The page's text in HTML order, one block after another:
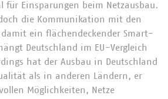
für Einsparungen beim Netzausbau.
die Kommunikation mit den
ein flächendeckender Smart-
Deutschland im EU-Vergleich
hat der Ausbau in Deutschland
als in anderen Ländern, er
Möglichkeiten, Netze